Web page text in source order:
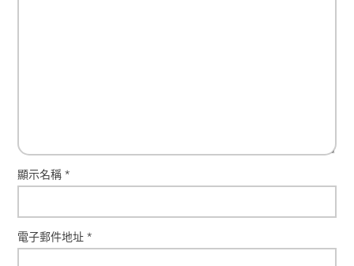
顯示名稱*
電子郵件地址*